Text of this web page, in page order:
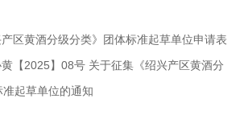
产区黄酒分级分类》团体标准起草单位申请表
【2025】08号 关于征集《绍兴产区黄酒分
起草单位的通知